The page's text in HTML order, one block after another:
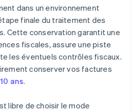
dans un environnement
finale du traitement des
Cette conservation garantit une
fiscales, assure une piste
les éventuels contrôles fiscaux.
conserver vos factures
10 ans.
libre de choisir le mode